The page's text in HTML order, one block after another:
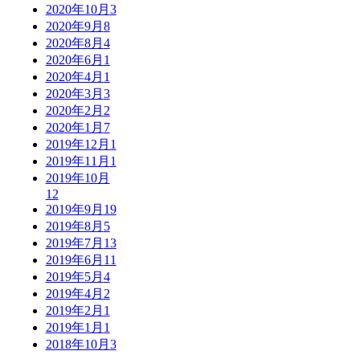
2020年10月 3
2020年9月 8
2020年8月 4
2020年6月 1
2020年4月 1
2020年3月 3
2020年2月 2
2020年1月 7
2019年12月 1
2019年11月 1
2019年10月
12
2019年9月 19
2019年8月 5
2019年7月 13
2019年6月 11
2019年5月 4
2019年4月 2
2019年2月 1
2019年1月 1
2018年10月 3